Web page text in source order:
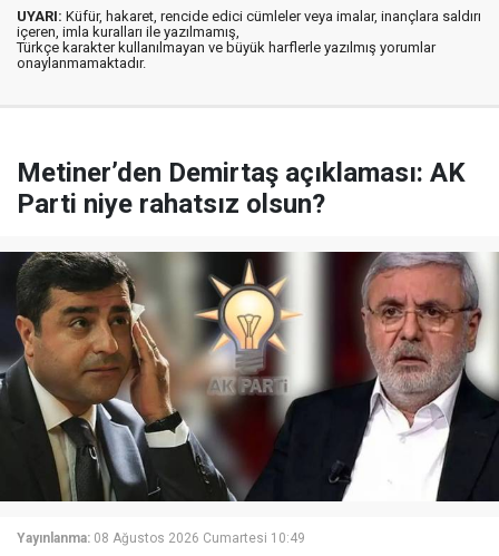
UYARI: Küfür, hakaret, rencide edici cümleler veya imalar, inançlara saldırı
içeren, imla kuralları ile yazılmamış,
Türkçe karakter kullanılmayan ve büyük harflerle yazılmış yorumlar
onaylanmamaktadır.
Metiner’den Demirtaş açıklaması: AK
Parti niye rahatsız olsun?
Yayınlanma: 08 Ağustos 2026 Cumartesi 10:49